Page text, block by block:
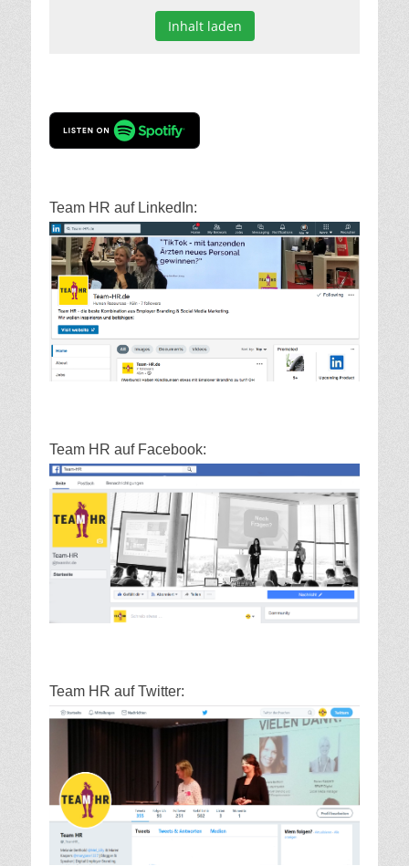
Inhalt laden
Team HR auf LinkedIn:
Team HR auf Facebook:
Team HR auf Twitter: